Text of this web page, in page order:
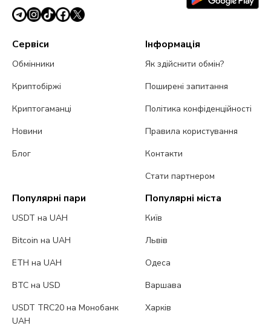
Сервіси
Обмінники
Криптобіржі
Криптогаманці
Новини
Блог
Інформація
Як здійснити обмін?
Поширені запитання
Політика конфіденційності
Правила користування
Контакти
Стати партнером
Популярні пари
USDT на UAH
Bitcoin на UAH
ETH на UAH
BTC на USD
USDT TRC20 на Монобанк
UAH
Популярні міста
Київ
Львів
Одеса
Варшава
Харків